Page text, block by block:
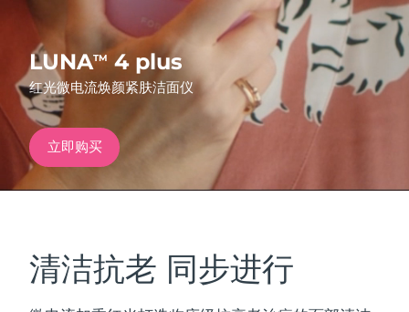
LUNATM4 plus
红光微电流焕颜紧肤洁面仪
立即购买
清洁抗老 同步进行
特别优惠 畅销产品
红光疗法
法国 预计送达日期 8/8/26
德国 预计送达日期8/8/26
加拿大 预计送达日期
巴林 预计送达日期